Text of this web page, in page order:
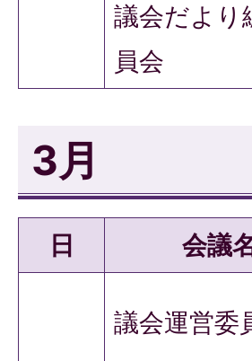
議会だより
員会
3月
日 会議
議会運営委